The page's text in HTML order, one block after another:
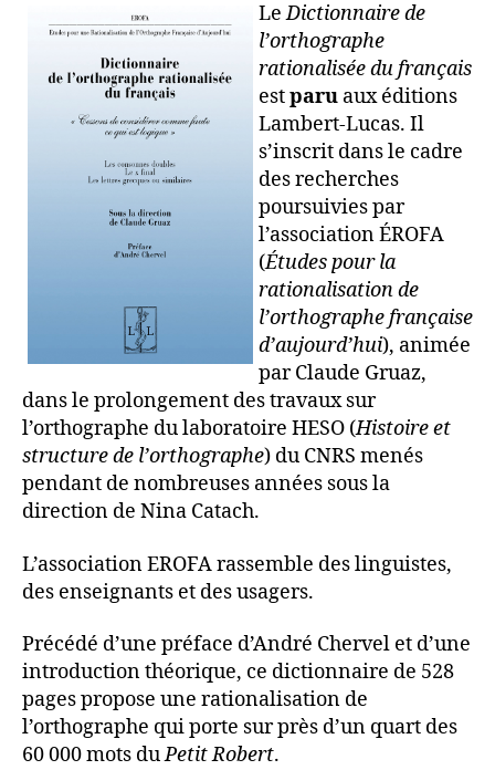
LeDictionnaire de
l’orthographe
rationalisée du français
estparu aux éditions
Lambert-Lucas. Il
s’inscrit dans le cadre
des recherches
poursuivies par
l’association ÉROFA
(Études pour la
rationalisation de
l’orthographe française
d’aujourd’hui), animée
par Claude Gruaz,
dans le prolongement des travaux sur
l’orthographe du laboratoire HESO (Histoire et
structure de l’orthographe) du CNRS menés
pendant de nombreuses années sous la
direction de Nina Catach.
L’association EROFA rassemble des linguistes,
des enseignants et des usagers.
Précédé d’une préface d’André Chervel et d’une
introduction théorique, ce dictionnaire de 528
pages propose une rationalisation de
l’orthographe qui porte sur près d’un quart des
60 000 mots duPetit Robert.